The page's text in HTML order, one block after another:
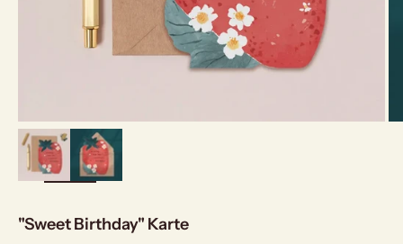
bild
vergrößern
"Sweet Birthday" Karte